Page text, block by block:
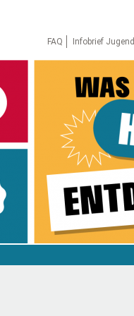
FAQ
Infobrief Jugend